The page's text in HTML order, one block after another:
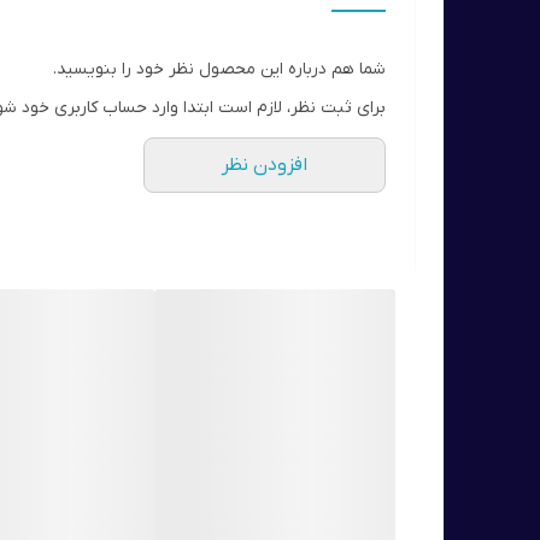
مناسب برای چشم های حساس و استفاده کنندگان از لنز
شما هم درباره این محصول نظر خود را بنویسید.
برای ثبت نظر، لازم است ابتدا وارد حساب کاربری خود
افزودن نظر